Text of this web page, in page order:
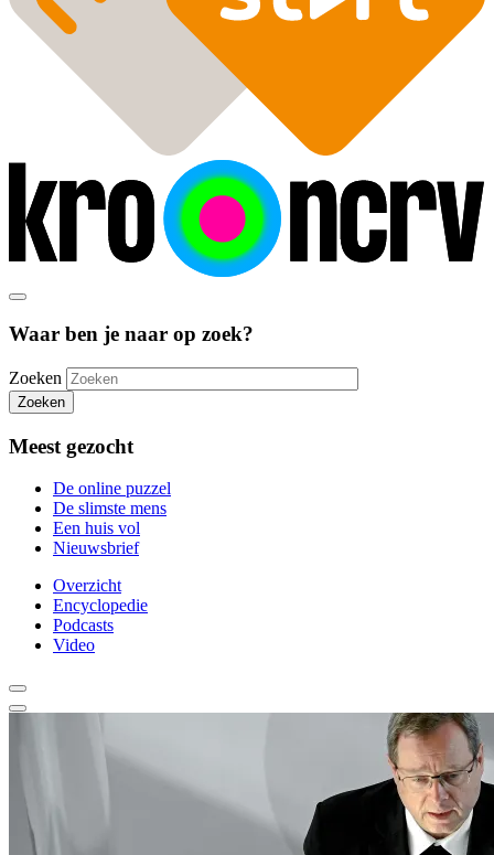
Waar ben je naar op zoek?
Zoeken
Zoeken
Meest gezocht
De online puzzel
De slimste mens
Een huis vol
Nieuwsbrief
Overzicht
Encyclopedie
Podcasts
Video